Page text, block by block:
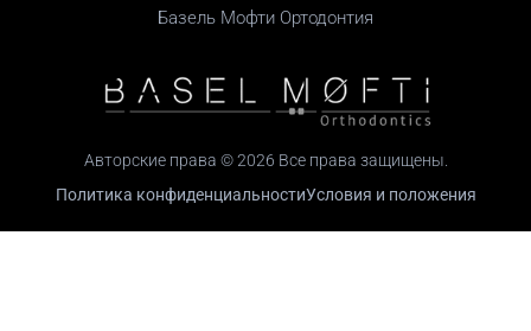
Базель Мофти Ортодонтия
Авторские права © 2026 Все права защищены.
Политика конфиденциальностиУсловия и положения